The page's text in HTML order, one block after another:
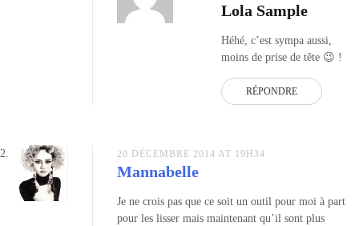
Lola Sample
Héhé, c’est sympa aussi,
moins de prise de tête 😉 !
RÉPONDRE
20 DÉCEMBRE 2014 AT 19H34
Mannabelle
Je ne crois pas que ce soit un outil pour moi à part
pour les lisser mais maintenant qu’il sont plus